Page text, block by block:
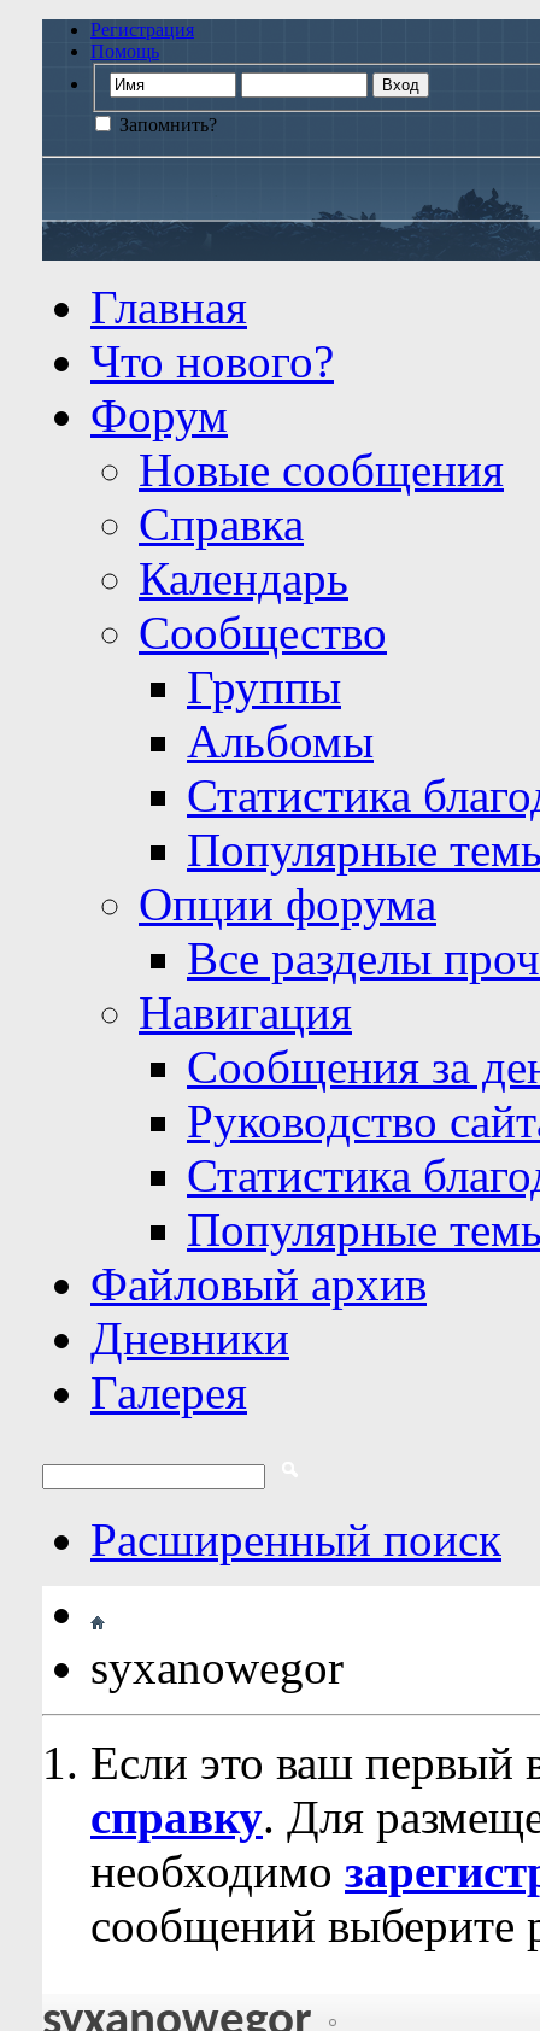
Регистрация
Помощь
Запомнить?
Главная
Что нового?
Форум
Новые сообщения
Справка
Календарь
Сообщество
Группы
Альбомы
Статистика
Популярные
Опции форума
Все разделы
Навигация
Сообщения за
Руководство
Статистика
Популярные
Файловый архив
Дневники
Галерея
Расширенный поиск
syxanowegor
Если это ваш первый
справку. Для
необходимо
сообщений выберите